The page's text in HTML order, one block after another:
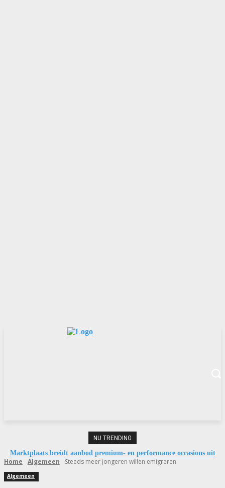
NU TRENDING
Marktplaats breidt aanbod premium- en performance occasions uit
Home Algemeen Steeds meer jongeren willen emigreren
Algemeen